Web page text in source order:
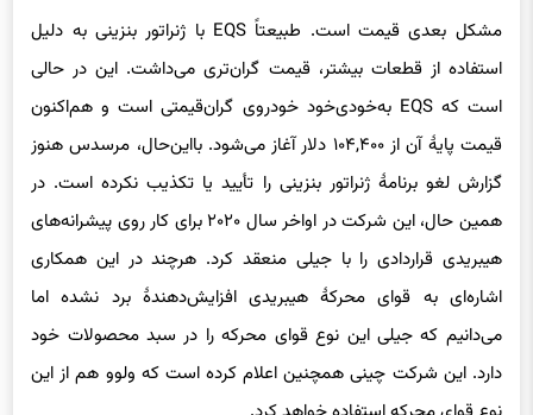
استفاده از قطعات بیشتر، قیمت گران‌تری می‌داشت. این در حالی
است که EQS به‌خودی‌خود خودروی گران‌قیمتی است و هم‌اکنون
قیمت پایهٔ آن از ۱۰۴,۴۰۰ دلار آغاز می‌شود. بااین‌حال، مرسدس هنوز
گزارش لغو برنامهٔ ژنراتور بنزینی را تأیید یا تکذیب نکرده است. در
همین حال، این شرکت در اواخر سال ۲۰۲۰ برای کار روی پیشرانه‌های
هیبریدی قراردادی را با جیلی منعقد کرد. هرچند در این همکاری
اشاره‌ای به قوای محرکهٔ هیبریدی افزایش‌دهندهٔ برد نشده اما
می‌دانیم که جیلی این نوع قوای محرکه را در سبد محصولات خود
دارد. این شرکت چینی همچنین اعلام کرده است که ولوو هم از این
نوع قوای محرکه استفاده خواهد کرد.